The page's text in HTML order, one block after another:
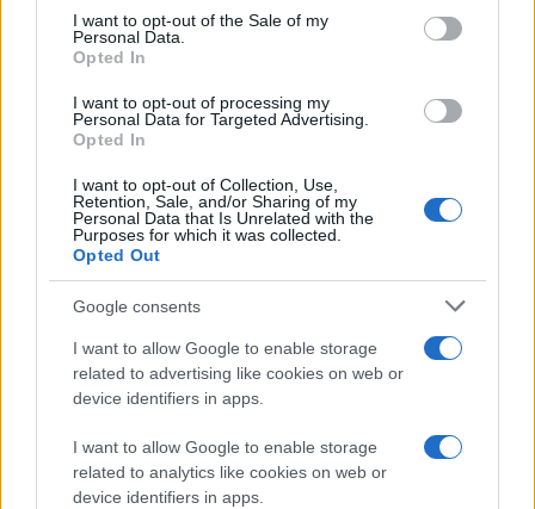
consent section.
I want to opt-out of the Sale of my
Personal Data.
Opted In
I want to opt-out of processing my
Personal Data for Targeted Advertising.
Opted In
I want to opt-out of Collection, Use,
Retention, Sale, and/or Sharing of my
Personal Data that Is Unrelated with the
Purposes for which it was collected.
Opted Out
Google consents
I want to allow Google to enable storage
related to advertising like cookies on web or
device identifiers in apps.
I want to allow Google to enable storage
related to analytics like cookies on web or
device identifiers in apps.
υπήρχαν τα κατάλληλα εργαλεία για να αποδειχθεί
αυτή η υπόθεση πειραματικά.
Η ομάδα τουPartialeπέρασε σχεδόν έντεκα χρόνια
κατασκευάζοντας μια μοναδική πειραματική διάταξη
6 μέσα σε μια ειδικά τροποποιημένη αεροσήραγγα.
Εκεί, οι ερευνητές εισήγαγαν αέριο κρυπτόν στο
ρεύμα αέρα, το οποίο στη συνέχεια ιονίστηκε μέσω
laser. Το αποτέλεσμα ήταν μια φωτεινή γραμμή από
άτομα που «παραμορφώνονταν» καθώς κινούνταν
μέσα στη ροή, επιτρέποντας την παρατήρηση της
δομής της τύρβης με πρωτοφανή λεπτομέρεια.
Ειδικές κάμερες υψηλής ευκρίνειας κατέγραψαν τις
ελάχιστες κινήσεις του αερίου, επιτρέποντας στους
ερευνητές να χαρτογραφήσουν τις μεταβολές στην